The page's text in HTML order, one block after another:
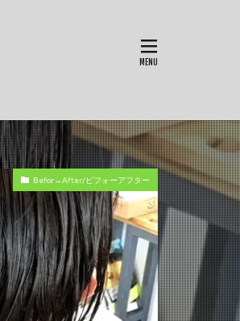
Befor→After/ビフォーアフター